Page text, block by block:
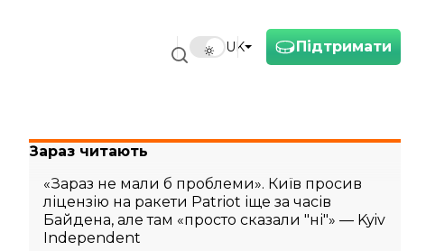
Підтримати
UK
Зараз читають
«Зараз не мали б проблеми». Київ просив
ліцензію на ракети Patriot іще за часів
Байдена, але там «просто сказали "ні"» — Kyiv
Independent